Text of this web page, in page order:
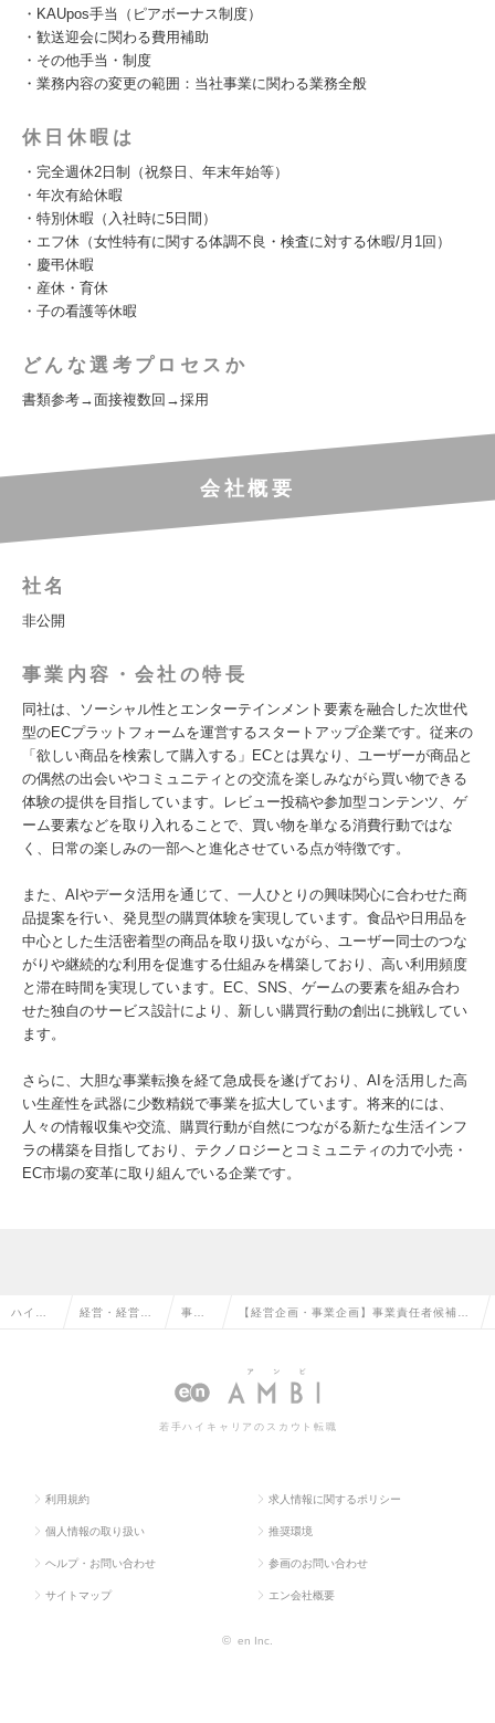
・KAUpos手当（ピアボーナス制度）
・歓送迎会に関わる費用補助
・その他手当・制度
・業務内容の変更の範囲：当社事業に関わる業務全般
休日休暇は
・完全週休2日制（祝祭日、年末年始等）
・年次有給休暇
・特別休暇（入社時に5日間）
・エフ休（女性特有に関する体調不良・検査に対する休暇/月1回）
・慶弔休暇
・産休・育休
・子の看護等休暇
どんな選考プロセスか
書類参考→面接複数回→採用
会社概要
社名
非公開
事業内容・会社の特長
同社は、ソーシャル性とエンターテインメント要素を融合した次世代
型のECプラットフォームを運営するスタートアップ企業です。従来の
「欲しい商品を検索して購入する」ECとは異なり、ユーザーが商品と
の偶然の出会いやコミュニティとの交流を楽しみながら買い物できる
体験の提供を目指しています。レビュー投稿や参加型コンテンツ、ゲ
ーム要素などを取り入れることで、買い物を単なる消費行動ではな
く、日常の楽しみの一部へと進化させている点が特徴です。
また、AIやデータ活用を通じて、一人ひとりの興味関心に合わせた商
品提案を行い、発見型の購買体験を実現しています。食品や日用品を
中心とした生活密着型の商品を取り扱いながら、ユーザー同士のつな
がりや継続的な利用を促進する仕組みを構築しており、高い利用頻度
と滞在時間を実現しています。EC、SNS、ゲームの要素を組み合わ
せた独自のサービス設計により、新しい購買行動の創出に挑戦してい
ます。
さらに、大胆な事業転換を経て急成長を遂げており、AIを活用した高
い生産性を武器に少数精鋭で事業を拡大しています。将来的には、
人々の情報収集や交流、購買行動が自然につながる新たな生活インフ
ラの構築を目指しており、テクノロジーとコミュニティの力で小売・
EC市場の変革に取り組んでいる企業です。
ハイク 経営・経営企 事業
の転
【経営企画・事業企画】事業責任者候補／
戦略を実行の求人情報
若手ハイキャリアのスカウト転職
利用規約 求人情報に関するポリシー
個人情報の取り扱い 推奨環境
ヘルプ・お問い合わせ 参画のお問い合わせ
サイトマップ エン会社概要
© en Inc.